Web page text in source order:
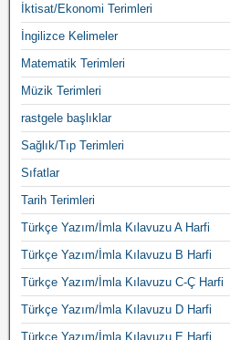
İktisat/Ekonomi Terimleri
İngilizce Kelimeler
Matematik Terimleri
Müzik Terimleri
rastgele başlıklar
Sağlık/Tıp Terimleri
Sıfatlar
Tarih Terimleri
Türkçe Yazım/İmla Kılavuzu A Harfi
Türkçe Yazım/İmla Kılavuzu B Harfi
Türkçe Yazım/İmla Kılavuzu C-Ç Harfi
Türkçe Yazım/İmla Kılavuzu D Harfi
Türkçe Yazım/İmla Kılavuzu E Harfi